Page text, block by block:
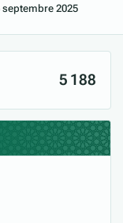
septembre 2025
5 188